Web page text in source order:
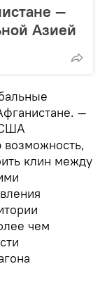
—
Азией
—
США
клин между
чем